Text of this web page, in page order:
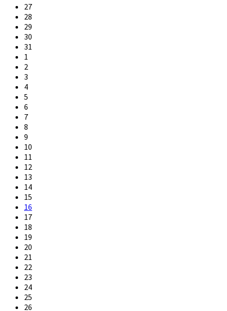
Skip
calendar
days
27
28
29
30
31
1
2
3
4
5
6
7
8
9
10
11
12
13
14
15
16
17
18
19
20
21
22
23
24
25
26